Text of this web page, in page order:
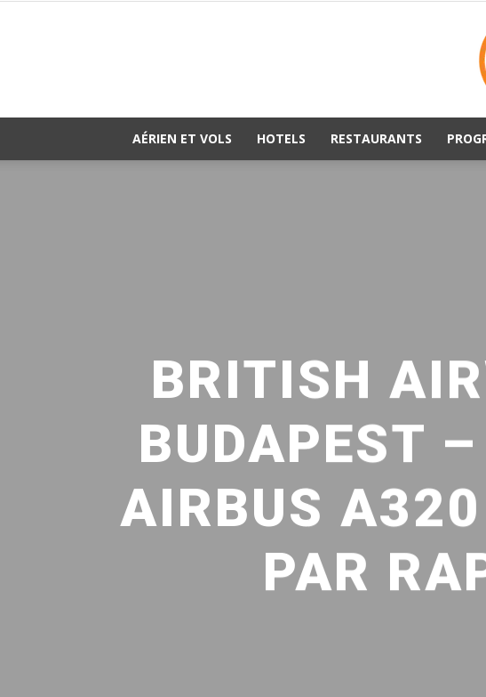
AÉRIEN ET VOLS HOTELS RESTAURANTS
BRITISH
BUDAPEST
AIRBUS
PAR